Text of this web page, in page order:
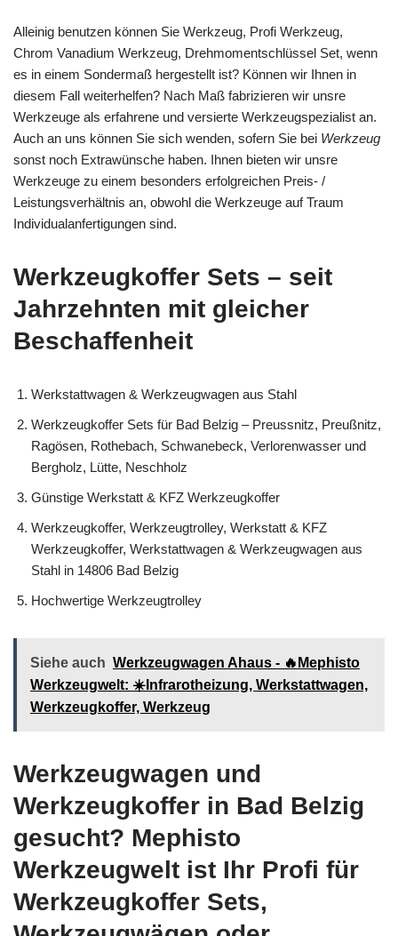
Alleinig benutzen können Sie Werkzeug, Profi Werkzeug,
Chrom Vanadium Werkzeug, Drehmomentschlüssel Set, wenn
es in einem Sondermaß hergestellt ist? Können wir Ihnen in
diesem Fall weiterhelfen? Nach Maß fabrizieren wir unsre
Werkzeuge als erfahrene und versierte Werkzeugspezialist an.
Auch an uns können Sie sich wenden, sofern Sie bei Werkzeug
sonst noch Extrawünsche haben. Ihnen bieten wir unsre
Werkzeuge zu einem besonders erfolgreichen Preis- /
Leistungsverhältnis an, obwohl die Werkzeuge auf Traum
Individualanfertigungen sind.
Werkzeugkoffer Sets – seit
Jahrzehnten mit gleicher
Beschaffenheit
Werkstattwagen & Werkzeugwagen aus Stahl
Werkzeugkoffer Sets für Bad Belzig – Preussnitz, Preußnitz,
Ragösen, Rothebach, Schwanebeck, Verlorenwasser und
Bergholz, Lütte, Neschholz
Günstige Werkstatt & KFZ Werkzeugkoffer
Werkzeugkoffer, Werkzeugtrolley, Werkstatt & KFZ
Werkzeugkoffer, Werkstattwagen & Werkzeugwagen aus
Stahl in 14806 Bad Belzig
Hochwertige Werkzeugtrolley
Siehe auch Werkzeugwagen Ahaus - 🔥Mephisto
Werkzeugwelt: ☀️Infrarotheizung, Werkstattwagen,
Werkzeugkoffer, Werkzeug
Werkzeugwagen und
Werkzeugkoffer in Bad Belzig
gesucht? Mephisto
Werkzeugwelt ist Ihr Profi für
Werkzeugkoffer Sets,